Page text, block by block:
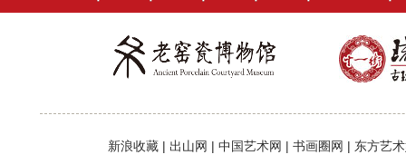
新浪收藏 | 出山网 | 中国艺术网 | 书画圈网 | 东方艺